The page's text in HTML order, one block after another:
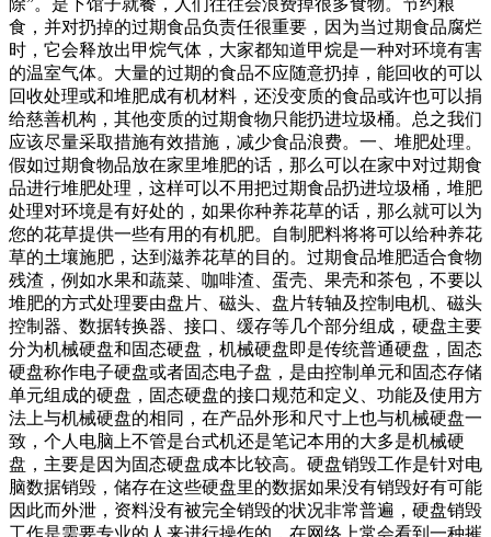
除”。是下馆子就餐，人们往往会浪费掉很多食物。节约粮
食，并对扔掉的过期食品负责任很重要，因为当过期食品腐烂
时，它会释放出甲烷气体，大家都知道甲烷是一种对环境有害
的温室气体。大量的过期的食品不应随意扔掉，能回收的可以
回收处理或和堆肥成有机材料，还没变质的食品或许也可以捐
给慈善机构，其他变质的过期食物只能扔进垃圾桶。总之我们
应该尽量采取措施有效措施，减少食品浪费。一、堆肥处理。
假如过期食物品放在家里堆肥的话，那么可以在家中对过期食
品进行堆肥处理，这样可以不用把过期食品扔进垃圾桶，堆肥
处理对环境是有好处的，如果你种养花草的话，那么就可以为
您的花草提供一些有用的有机肥。自制肥料将将可以给种养花
草的土壤施肥，达到滋养花草的目的。过期食品堆肥适合食物
残渣，例如水果和蔬菜、咖啡渣、蛋壳、果壳和茶包，不要以
堆肥的方式处理要由盘片、磁头、盘片转轴及控制电机、磁头
控制器、数据转换器、接口、缓存等几个部分组成，硬盘主要
分为机械硬盘和固态硬盘，机械硬盘即是传统普通硬盘，固态
硬盘称作电子硬盘或者固态电子盘，是由控制单元和固态存储
单元组成的硬盘，固态硬盘的接口规范和定义、功能及使用方
法上与机械硬盘的相同，在产品外形和尺寸上也与机械硬盘一
致，个人电脑上不管是台式机还是笔记本用的大多是机械硬
盘，主要是因为固态硬盘成本比较高。硬盘销毁工作是针对电
脑数据销毁，储存在这些硬盘里的数据如果没有销毁好有可能
因此而外泄，资料没有被完全销毁的状况非常普遍，硬盘销毁